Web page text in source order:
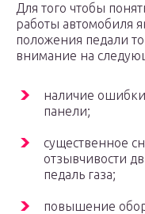
Для того чтобы
работы автомобиля
положения педали
внимание на
наличие
панели;
существенное
отзывчивости
педаль газа;
повышение